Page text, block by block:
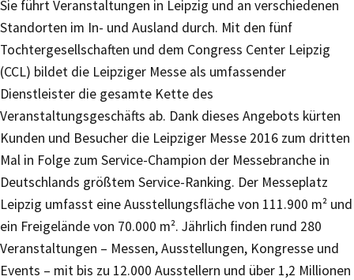
Sie führt Veranstaltungen in Leipzig und an verschiedenen
Standorten im In- und Ausland durch. Mit den fünf
Tochtergesellschaften und dem Congress Center Leipzig
(CCL) bildet die Leipziger Messe als umfassender
Dienstleister die gesamte Kette des
Veranstaltungsgeschäfts ab. Dank dieses Angebots kürten
Kunden und Besucher die Leipziger Messe 2016 zum dritten
Mal in Folge zum Service-Champion der Messebranche in
Deutschlands größtem Service-Ranking. Der Messeplatz
Leipzig umfasst eine Ausstellungsfläche von 111.900 m² und
ein Freigelände von 70.000 m². Jährlich finden rund 280
Veranstaltungen – Messen, Ausstellungen, Kongresse und
Events – mit bis zu 12.000 Ausstellern und über 1,2 Millionen